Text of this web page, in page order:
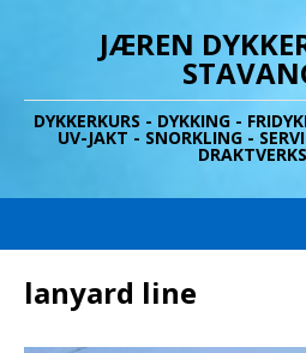
JÆREN
DYKKERKURS - DYKKING -
UV-JAKT - SNORKLING -
lanyard line